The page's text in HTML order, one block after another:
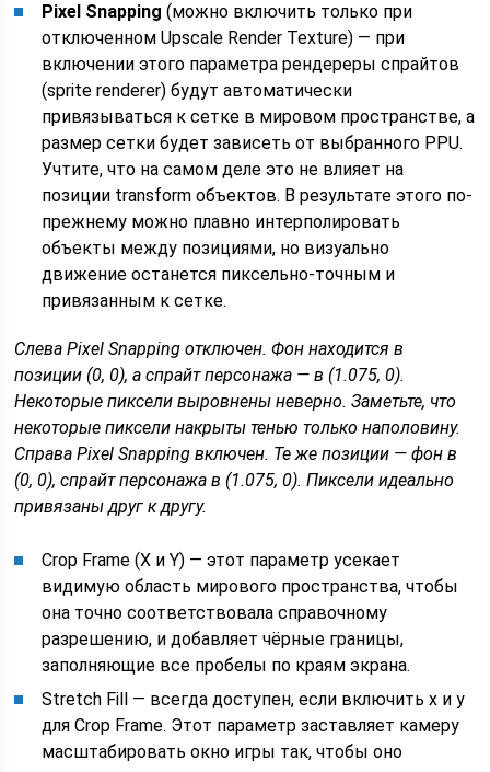
Pixel Snapping (можно включить только при
отключенном Upscale Render Texture) — при
включении этого параметра рендереры спрайтов
(sprite renderer) будут автоматически
привязываться к сетке в мировом пространстве, а
размер сетки будет зависеть от выбранного PPU.
Учтите, что на самом деле это не влияет на
позиции transform объектов. В результате этого по-
прежнему можно плавно интерполировать
объекты между позициями, но визуально
движение останется пиксельно-точным и
привязанным к сетке.
Слева Pixel Snapping отключен. Фон находится в
позиции (0, 0), а спрайт персонажа — в (1.075, 0).
Некоторые пиксели выровнены неверно. Заметьте, что
некоторые пиксели накрыты тенью только наполовину.
Справа Pixel Snapping включен. Те же позиции — фон в
(0, 0), спрайт персонажа в (1.075, 0). Пиксели идеально
привязаны друг к другу.
Crop Frame (X и Y) — этот параметр усекает
видимую область мирового пространства, чтобы
она точно соответствовала справочному
разрешению, и добавляет чёрные границы,
заполняющие все пробелы по краям экрана.
Stretch Fill — всегда доступен, если включить x и y
для Crop Frame. Этот параметр заставляет камеру
масштабировать окно игры так, чтобы оно